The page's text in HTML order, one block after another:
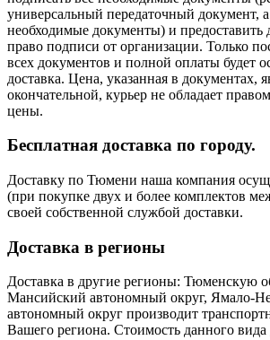
универсальный передаточный документ,
необходимые документы) и предоставить
право подписи от организации. Только
всех документов и полной оплаты будет
доставка. Цена, указанная в документах,
окончательной, курьер не обладает
цены.
Бесплатная доставка по городу.
Доставку по Тюмени наша компания
(при покупке двух и более комплектов
своей собственной службой доставки.
Доставка в регионы
Доставка в другие регионы: Тюменскую
Мансийский автономный округ, Ямало-
автономный округ производит
Вашего региона. Стоимость данного